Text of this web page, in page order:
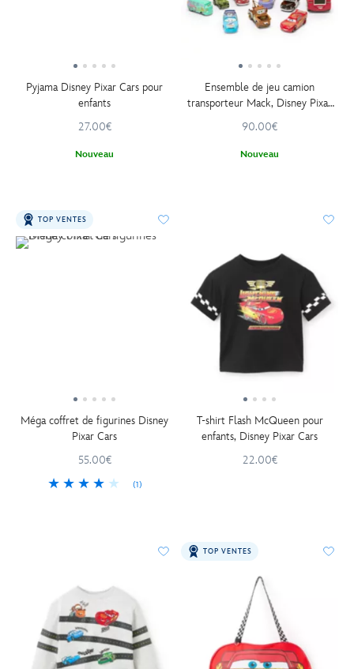
Pyjama Disney Pixar Cars pour
enfants
27.00€
Nouveau
Ensemble de jeu camion
transporteur Mack, Disney Pixar
90.00€
Nouveau
TOP VENTES
Méga coffret de figurines Disney
Pixar Cars
55.00€
(1)
T-shirt Flash McQueen pour
enfants, Disney Pixar Cars
22.00€
TOP VENTES